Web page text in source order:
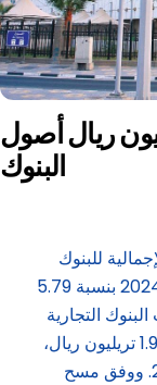
1.96 تريليون ريال أصول
البنوك
للبنوك
التجارية العاملة في قطر بنهاية شهر فبراير 2024 بنسبة 5.79
سجلت البنوك التجارية
أصولاً إجمالية في ختام الشهر المنصرم بـ1.969 تريليون ريال،
مقارنة بـ1.862 تريليون ريال في فبراير 2023. ووفق مسح